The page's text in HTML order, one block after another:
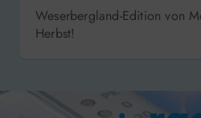
Weserbergland-Edition von
Herbst!